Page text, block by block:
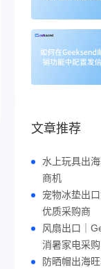
文章推荐
水上玩具出
商机
宠物冰垫出
优质采购商
风扇出口｜
消暑家电采
防晒帽出海